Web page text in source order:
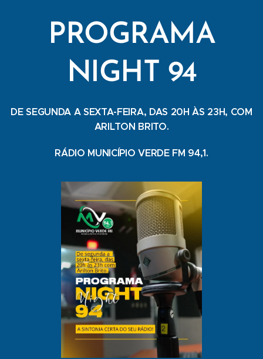
PROGRAMA
NIGHT 94
DE SEGUNDA A SEXTA-FEIRA, DAS 20H ÀS 23H, COM
ARILTON BRITO.
RÁDIO MUNICÍPIO VERDE FM 94,1.